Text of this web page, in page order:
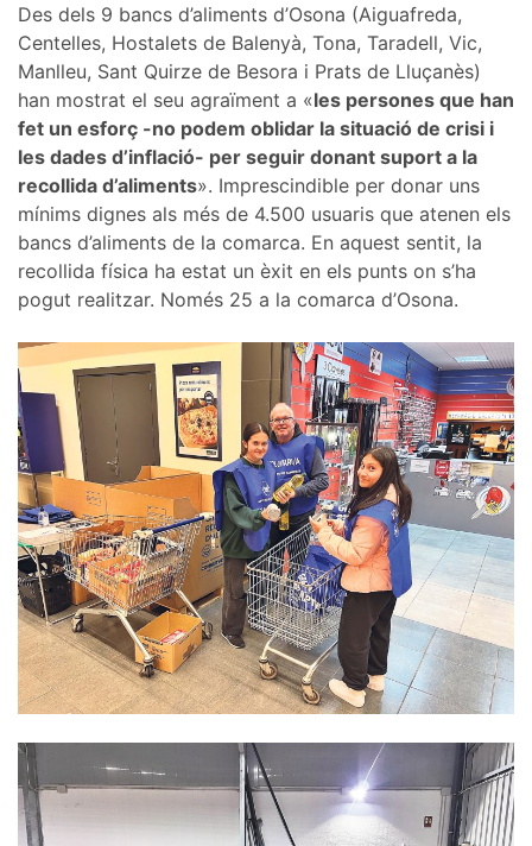
Des dels 9 bancs d’aliments d’Osona (Aiguafreda,
Centelles, Hostalets de Balenyà, Tona, Taradell, Vic,
Manlleu, Sant Quirze de Besora i Prats de Lluçanès)
han mostrat el seu agraïment a «les persones que han
fet un esforç -no podem oblidar la situació de crisi i
les dades d’inflació- per seguir donant suport a la
recollida d’aliments». Imprescindible per donar uns
mínims dignes als més de 4.500 usuaris que atenen els
bancs d’aliments de la comarca. En aquest sentit, la
recollida física ha estat un èxit en els punts on s’ha
pogut realitzar. Només 25 a la comarca d’Osona.